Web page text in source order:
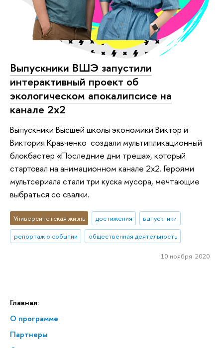
Главная:
О программе
Партнеры
Выпускники ВШЭ запустили
интерактивный проект об
экологическом апокалипсисе на
канале 2х2
Выпускники Высшей школы экономики Виктор и
Виктория Кравченко создали мультипликационный
блокбастер «‎Последние дни треша», который
стартовал на анимационном канале 2х2. Героями
мультсериала стали три куска мусора, мечтающие
выбраться со свалки.
Университетская жизнь достижения
выпускники
репортаж о событии
общественная деятельность
10 ноября 2020